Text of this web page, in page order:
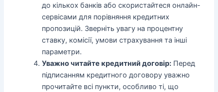
до кількох банків або скористайтеся онлайн-
сервісами для порівняння кредитних
пропозицій. Зверніть увагу на процентну
ставку, комісії, умови страхування та інші
параметри.
Уважно читайте кредитний договір: Перед
підписанням кредитного договору уважно
прочитайте всі пункти, особливо ті, що